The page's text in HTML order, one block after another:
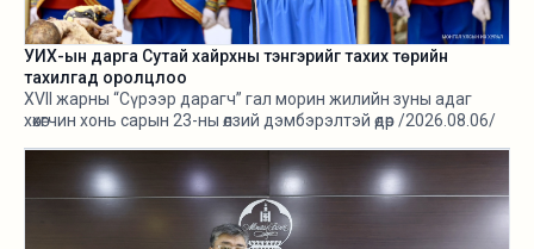
УИХ-ын дарга Сутай хайрхны тэнгэрийг тахих төрийн
тахилгад оролцлоо
XVII жарны “Сүрээр дарагч” гал морин жилийн зуны адаг
хөхөгчин хонь сарын 23-ны өлзий дэмбэрэлтэй өдөр /2026.08.06/